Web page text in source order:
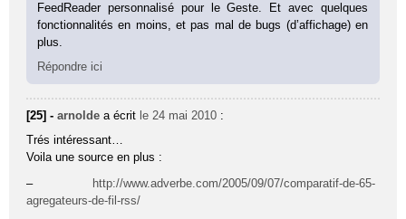
FeedReader personnalisé pour le Geste. Et avec quelques
fonctionnalités en moins, et pas mal de bugs (d’affichage) en
plus.
Répondre ici
[25] -arnolde a écrit le 24 mai 2010 :
Trés intéressant…
Voila une source en plus :
–
http://www.adverbe.com/2005/09/07/comparatif-de-65-
agregateurs-de-fil-rss/